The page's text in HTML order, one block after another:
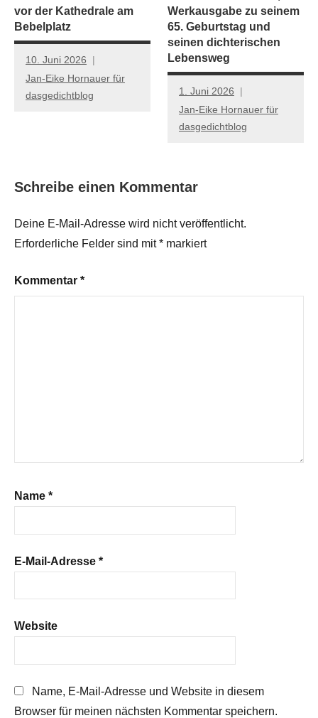
vor der Kathedrale am
Bebelplatz
10. Juni 2026
Jan-Eike Hornauer für
dasgedichtblog
Werkausgabe zu seinem
65. Geburtstag und
seinen dichterischen
Lebensweg
1. Juni 2026
Jan-Eike Hornauer für
dasgedichtblog
Schreibe einen Kommentar
Deine E-Mail-Adresse wird nicht veröffentlicht.
Erforderliche Felder sind mit* markiert
Kommentar *
Name *
E-Mail-Adresse *
Website
Name, E-Mail-Adresse und Website in diesem
Browser für meinen nächsten Kommentar speichern.